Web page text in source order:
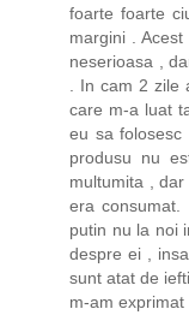
foarte foarte
margini .
neserioasa ,
. In cam 2
care m-a luat
eu sa
produsu nu
multumita ,
era
putin nu la noi
despre ei ,
sunt atat de
m-am